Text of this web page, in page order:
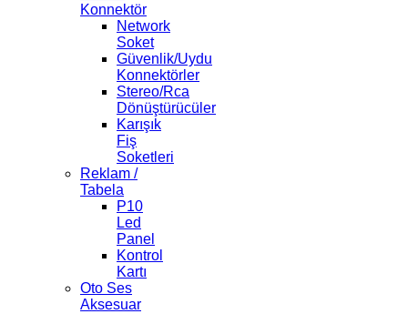
Konnektör
Network
Soket
Güvenlik/Uydu
Konnektörler
Stereo/Rca
Dönüştürücüler
Karışık
Fiş
Soketleri
Reklam /
Tabela
P10
Led
Panel
Kontrol
Kartı
Oto Ses
Aksesuar